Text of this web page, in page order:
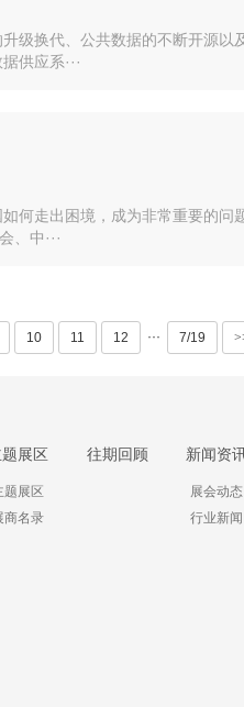
级换代、公共数据的不断开源以
供应系···
何走出困境，成为非常重要的问
、中···
10 11 12 ··· 7/19
展区
题展区
商名录
往期回顾 新闻资
展会动态
行业新闻